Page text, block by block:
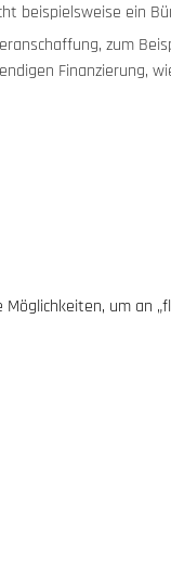
beispielsweise ein
zum
Finanzierung,
um an